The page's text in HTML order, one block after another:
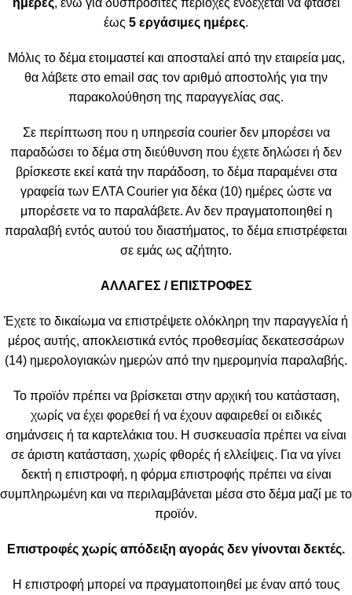
έως 5 εργάσιμες ημέρες.
Μόλις το δέμα ετοιμαστεί και αποσταλεί από την εταιρεία μας,
θα λάβετε στο email σας τον αριθμό αποστολής για την
παρακολούθηση της παραγγελίας σας.
Σε περίπτωση που η υπηρεσία courier δεν μπορέσει να
παραδώσει το δέμα στη διεύθυνση που έχετε δηλώσει ή δεν
βρίσκεστε εκεί κατά την παράδοση, το δέμα παραμένει στα
γραφεία των ΕΛΤΑ Courier για δέκα (10) ημέρες ώστε να
μπορέσετε να το παραλάβετε. Αν δεν πραγματοποιηθεί η
παραλαβή εντός αυτού του διαστήματος, το δέμα επιστρέφεται
σε εμάς ως αζήτητο.
ΑΛΛΑΓΕΣ / ΕΠΙΣΤΡΟΦΕΣ
Έχετε το δικαίωμα να επιστρέψετε ολόκληρη την παραγγελία ή
μέρος αυτής, αποκλειστικά εντός προθεσμίας δεκατεσσάρων
(14) ημερολογιακών ημερών από την ημερομηνία παραλαβής.
Το προϊόν πρέπει να βρίσκεται στην αρχική του κατάσταση,
χωρίς να έχει φορεθεί ή να έχουν αφαιρεθεί οι ειδικές
σημάνσεις ή τα καρτελάκια του. Η συσκευασία πρέπει να είναι
σε άριστη κατάσταση, χωρίς φθορές ή ελλείψεις. Για να γίνει
δεκτή η επιστροφή, η φόρμα επιστροφής πρέπει να είναι
συμπληρωμένη και να περιλαμβάνεται μέσα στο δέμα μαζί με το
προϊόν.
Επιστροφές χωρίς απόδειξη αγοράς δεν γίνονται δεκτές.
Η επιστροφή μπορεί να πραγματοποιηθεί με έναν από τους